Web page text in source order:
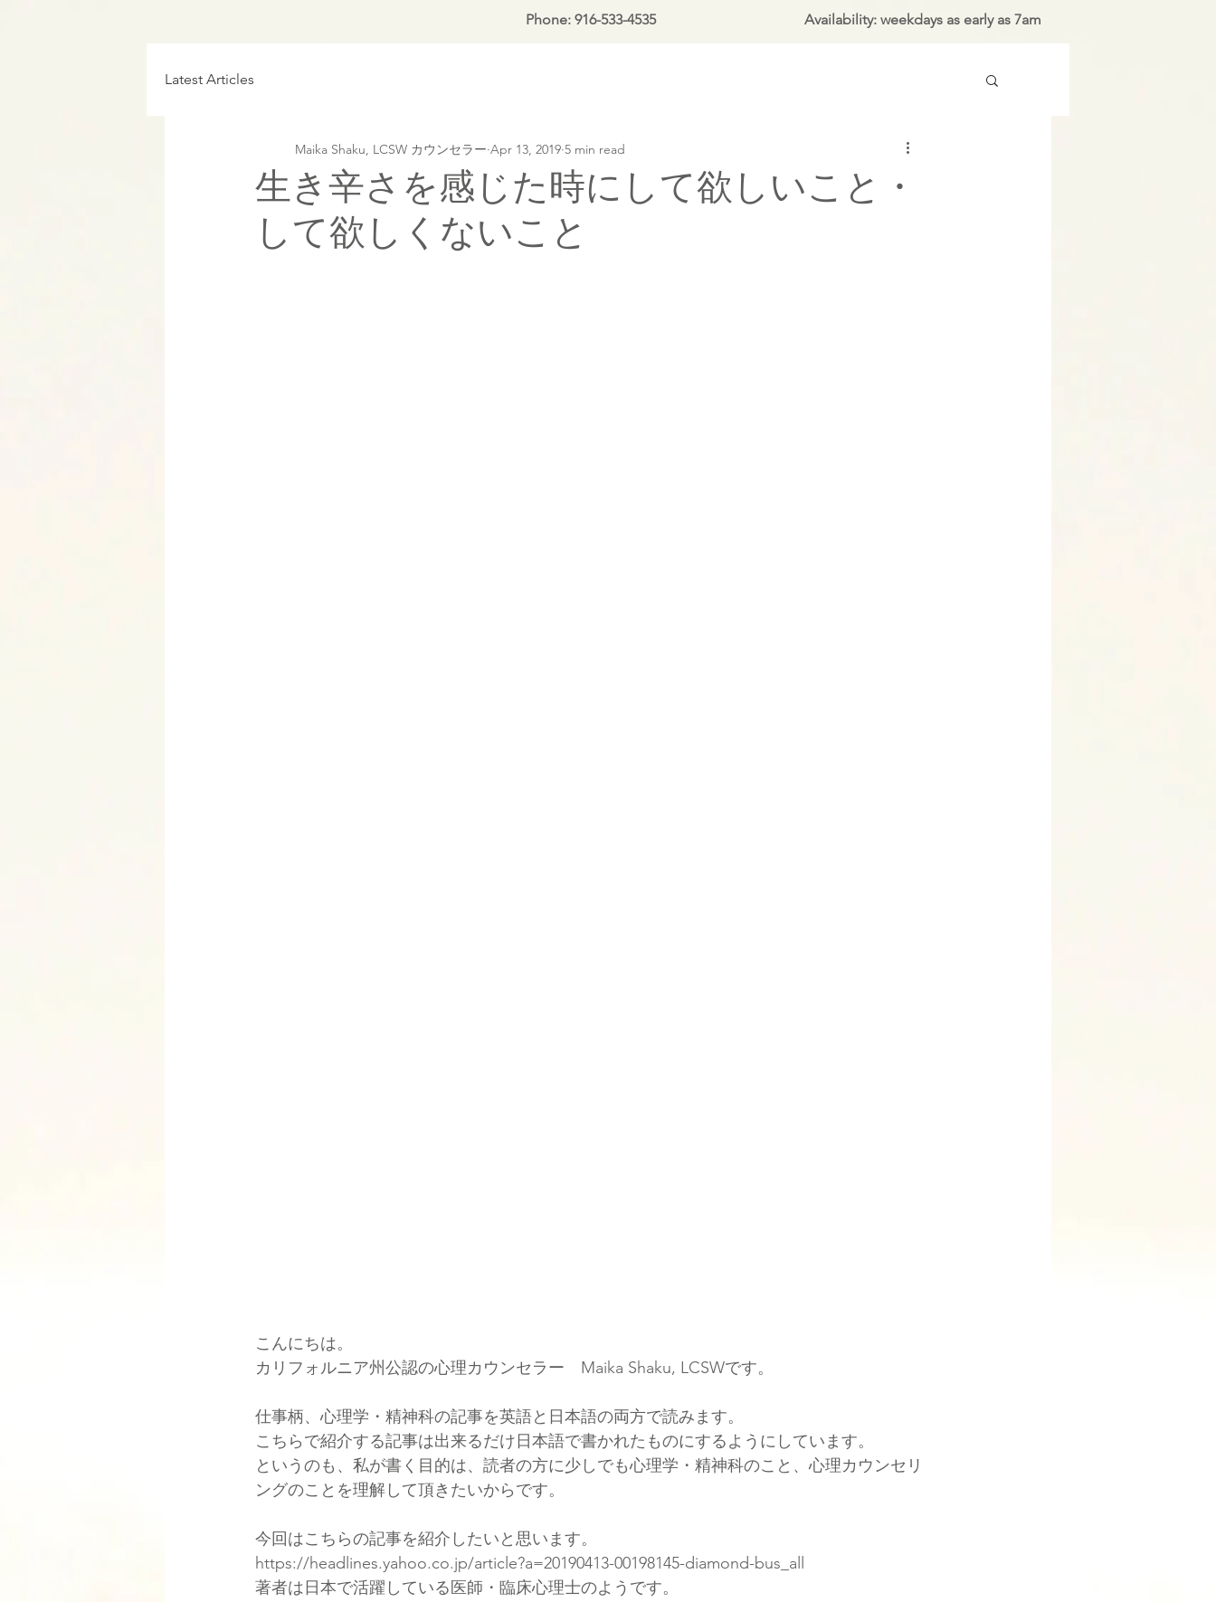
Phone: 916-533-4535 Availability: weekdays as early as 7am
Latest Articles
生き辛さを感じた時にして欲しいこと・
して欲しくないこと
Maika Shaku, LCSW カウンセラー Apr 13, 2019 5 min read
こんにちは。
カリフォルニア州公認の心理カウンセラー　Maika Shaku, LCSWです。
仕事柄、心理学・精神科の記事を英語と日本語の両方で読みます。
こちらで紹介する記事は出来るだけ日本語で書かれたものにするようにしています。
というのも、私が書く目的は、読者の方に少しでも心理学・精神科のこと、心理カウンセリ
ングのことを理解して頂きたいからです。
今回はこちらの記事を紹介したいと思います。
https://headlines.yahoo.co.jp/article?a=20190413-00198145-diamond-bus_all
著者は日本で活躍している医師・臨床心理士のようです。